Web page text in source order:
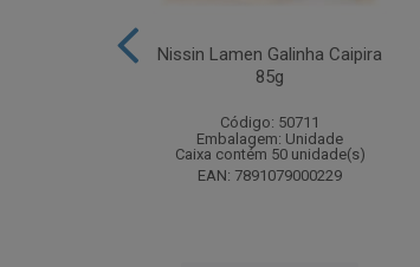
Nissin Lamen Galinha Caipira
85g
Código: 50711
Embalagem: Unidade
Caixa contém 50 unidade(s)
EAN: 7891079000229